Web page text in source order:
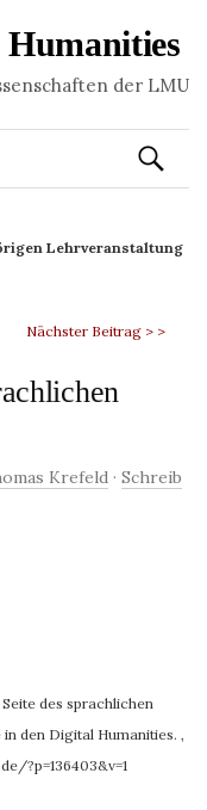
der LMU
Suchen
nach:
Lehrveranstaltung
Nächster Beitrag > >
Krefeld · Schreib
des sprachlichen
in den Digital Humanities. ,
?p=136403&v=1